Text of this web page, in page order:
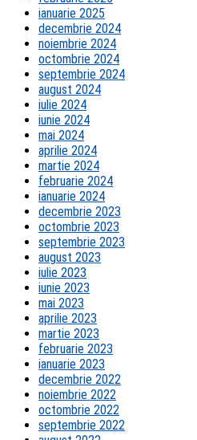
ianuarie 2025
decembrie 2024
noiembrie 2024
octombrie 2024
septembrie 2024
august 2024
iulie 2024
iunie 2024
mai 2024
aprilie 2024
martie 2024
februarie 2024
ianuarie 2024
decembrie 2023
octombrie 2023
septembrie 2023
august 2023
iulie 2023
iunie 2023
mai 2023
aprilie 2023
martie 2023
februarie 2023
ianuarie 2023
decembrie 2022
noiembrie 2022
octombrie 2022
septembrie 2022